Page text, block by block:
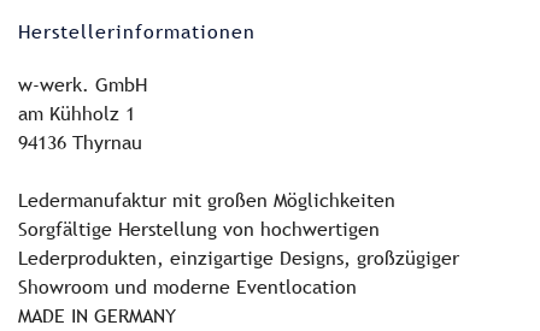
Herstellerinformationen
w-werk. GmbH
am Kühholz 1
94136 Thyrnau
Ledermanufaktur mit großen Möglichkeiten
Sorgfältige Herstellung von hochwertigen
Lederprodukten, einzigartige Designs, großzügiger
Showroom und moderne Eventlocation
MADE IN GERMANY